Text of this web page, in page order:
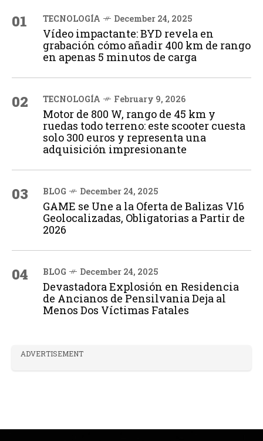
01 TECNOLOGÍA December 24, 2025
Vídeo impactante: BYD revela en
grabación cómo añadir 400 km de rango
en apenas 5 minutos de carga
02 TECNOLOGÍA February 9, 2026
Motor de 800 W, rango de 45 km y
ruedas todo terreno: este scooter cuesta
solo 300 euros y representa una
adquisición impresionante
03 BLOG December 24, 2025
GAME se Une a la Oferta de Balizas V16
Geolocalizadas, Obligatorias a Partir de
2026
04 BLOG December 24, 2025
Devastadora Explosión en Residencia
de Ancianos de Pensilvania Deja al
Menos Dos Víctimas Fatales
ADVERTISEMENT